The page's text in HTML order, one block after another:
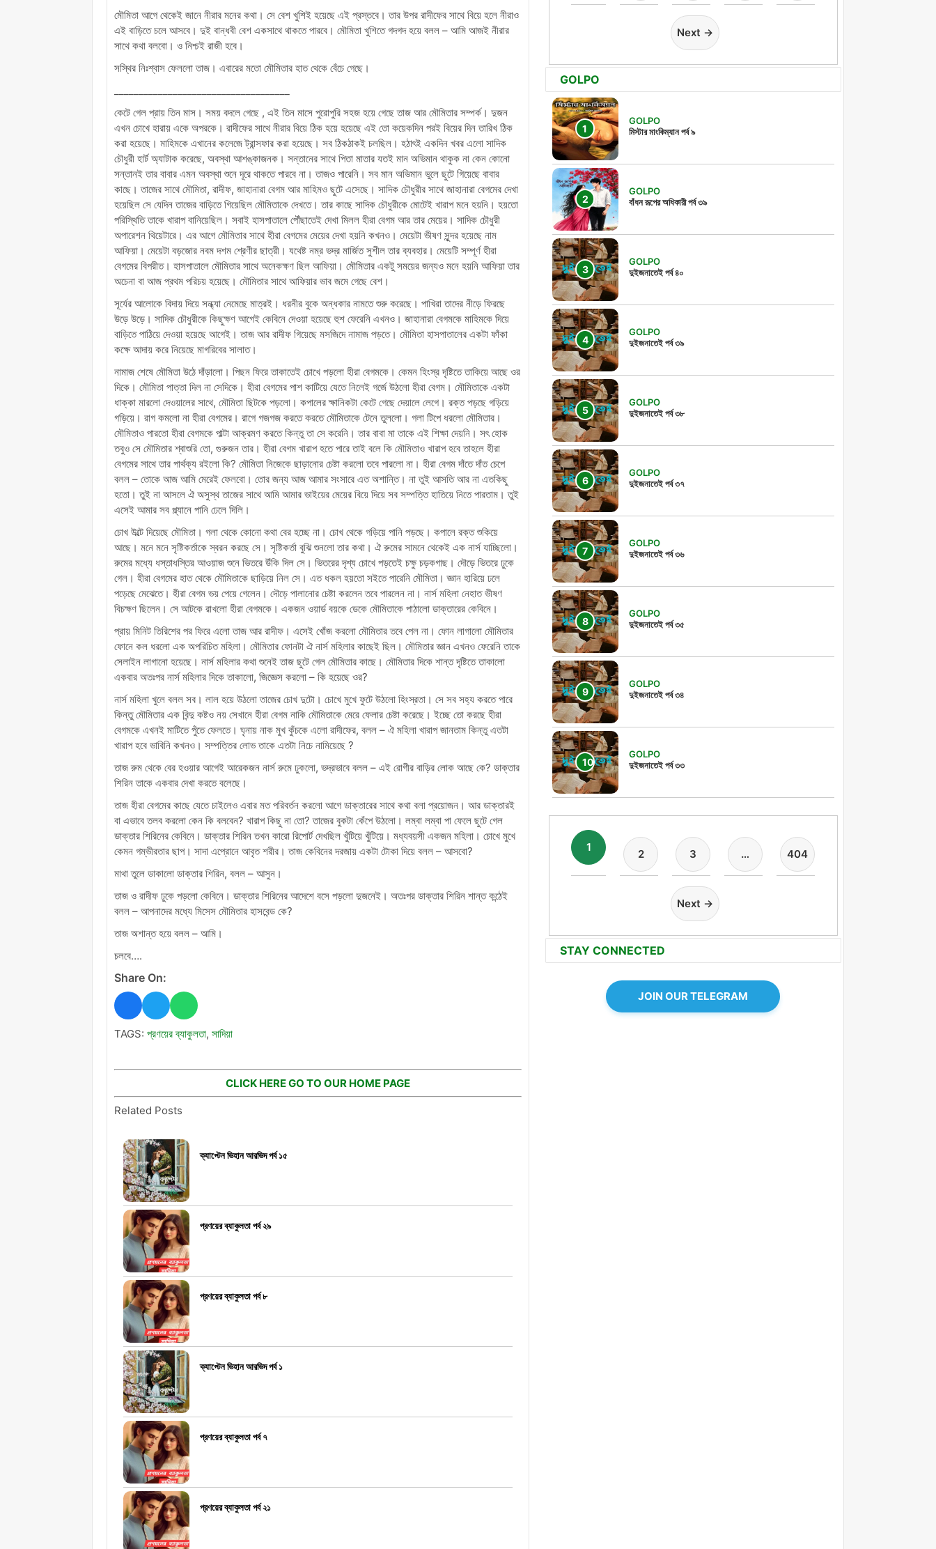
মৌমিতা আগে থেকেই জানে নীরার মনের কথা। সে বেশ খুশিই হয়েছে এই প্রস্তবে। তার উপর রাদীফের সাথে বিয়ে হলে নীরাও
এই বাড়িতে চলে আসবে। দুই বান্ধবী বেশ একসাথে থাকতে পারবে। মৌমিতা খুশিতে গদগদ হয়ে বলল – আমি আজই নীরার
সাথে কথা বলবো। ও নিশ্চই রাজী হবে।
সস্থির নিঃশ্বাস ফেললো তাজ। এবারের মতো মৌমিতার হাত থেকে বেঁচে গেছে।
কেটে গেল প্রায় তিন মাস। সময় বদলে গেছে , এই তিন মাসে পুরোপুরি সহজ হয়ে গেছে তাজ আর মৌমিতার সম্পর্ক। দুজন
এখন চোখে হারায় একে অপরকে। রাদীফের সাথে নীরার বিয়ে ঠিক হয়ে হয়েছে এই তো কয়েকদিন পরই বিয়ের দিন তারিখ ঠিক
করা হয়েছে। মাহিমকে এখানের কলেজে ট্রান্সফার করা হয়েছে। সব ঠিকঠাকই চলছিল। হঠাৎই একদিন খবর এলো সাদিক
চৌধুরী হার্ট অ্যাটাক করেছে, অবস্থা আশঙ্কাজনক। সন্তানের সাথে পিতা মাতার যতই মান অভিমান থাকুক না কেন কোনো
সন্তানই তার বাবার এমন অবস্থা শুনে দূরে থাকতে পারবে না। তাজও পারেনি। সব মান অভিমান ভুলে ছুটে গিয়েছে বাবার
কাছে। তাজের সাথে মৌমিতা, রাদীফ, জাহানারা বেগম আর মাহিমও ছুটে এসেছে। সাদিক চৌধুরীর সাথে জাহানারা বেগমের দেখা
হয়েছিল সে যেদিন তাজের বাড়িতে গিয়েছিল মৌমিতাকে দেখতে। তার কাছে সাদিক চৌধুরীকে মোটেই খারাপ মনে হয়নি। হয়তো
পরিস্থিতি তাকে খারাপ বানিয়েছিল। সবাই হাসপাতালে পৌঁছাতেই দেখা মিলল হীরা বেগম আর তার মেয়ের। সাদিক চৌধুরী
অপারেশন থিয়েটারে। এর আগে মৌমিতার সাথে হীরা বেগমের মেয়ের দেখা হয়নি কখনও। মেয়েটা ভীষণ সুন্দর হয়েছে নাম
আফিয়া। মেয়েটা বড়জোর নবম দশম শ্রেণীর ছাত্রী। যথেষ্ট নম্র ভদ্র মার্জিত সুশীল তার ব্যবহার। মেয়েটি সম্পূর্ণ হীরা
বেগমের বিপরীত। হাসপাতালে মৌমিতার সাথে অনেকক্ষণ ছিল আফিয়া। মৌমিতার একটু সময়ের জন্যও মনে হয়নি আফিয়া তার
অচেনা বা আজ প্রথম পরিচয় হয়েছে। মৌমিতার সাথে আফিয়ার ভাব জমে গেছে বেশ।
সূর্যের আলোকে বিদায় দিয়ে সন্ধ্যা নেমেছে মাত্রই। ধরনীর বুকে অন্ধকার নামতে শুরু করেছে। পাখিরা তাদের নীড়ে ফিরছে
উড়ে উড়ে। সাদিক চৌধুরীকে কিছুক্ষণ আগেই কেবিনে দেওয়া হয়েছে হুশ ফেরেনি এখনও। জাহানারা বেগমকে মাহিমকে দিয়ে
বাড়িতে পাঠিয়ে দেওয়া হয়েছে আগেই। তাজ আর রাদীফ গিয়েছে মসজিদে নামাজ পড়তে। মৌমিতা হাসপাতালের একটা ফাঁকা
কক্ষে আদায় করে নিয়েছে মাগরিবের সালাত।
নামাজ শেষে মৌমিতা উঠে দাঁড়ালো। পিছন ফিরে তাকাতেই চোখে পড়লো হীরা বেগমকে। কেমন হিংস্র দৃষ্টিতে তাকিয়ে আছে ওর
দিকে। মৌমিতা পাত্তা দিল না সেদিকে। হীরা বেগমের পাশ কাটিয়ে যেতে নিলেই গর্জে উঠলো হীরা বেগম। মৌমিতাকে একটা
ধাক্কা মারলো দেওয়ালের সাথে, মৌমিতা ছিটকে পড়লো। কপালের ক্ষানিকটা কেটে গেছে দেয়ালে লেগে। রক্ত পড়ছে গড়িয়ে
গড়িয়ে। রাগ কমলো না হীরা বেগমের। রাগে গজগজ করতে করতে মৌমিতাকে টেনে তুললো। গলা টিপে ধরলো মৌমিতার।
মৌমিতাও পারতো হীরা বেগমকে পাল্টা আক্রমণ করতে কিন্তু তা সে করেনি। তার বাবা মা তাকে এই শিক্ষা দেয়নি। সৎ হোক
তবুও সে মৌমিতার শ্বাশুরি তো, গুরুজন তার। হীরা বেগম খারাপ হতে পারে তাই বলে কি মৌমিতাও খারাপ হবে তাহলে হীরা
বেগমের সাথে তার পার্থক্য রইলো কি? মৌমিতা নিজেকে ছাড়ানোর চেষ্টা করলো তবে পারলো না। হীরা বেগম দাঁতে দাঁত চেপে
বলল – তোকে আজ আমি মেরেই ফেলবো। তোর জন্য আজ আমার সংসারে এত অশান্তি। না তুই আসতি আর না এতকিছু
হতো। তুই না আসলে ঐ অসুস্থ তাজের সাথে আমি আমার ভাইয়ের মেয়ের বিয়ে দিয়ে সব সম্পত্তি হাতিয়ে নিতে পারতাম। তুই
এসেই আমার সব প্ল্যানে পানি ঢেলে দিলি।
চোখ উল্টে দিয়েছে মৌমিতা। গলা থেকে কোনো কথা বের হচ্ছে না। চোখ থেকে গড়িয়ে পানি পড়ছে। কপালে রক্ত শুকিয়ে
আছে। মনে মনে সৃষ্টিকর্তাকে স্বরন করছে সে। সৃষ্টিকর্তা বুঝি শুনলো তার কথা। ঐ রুমের সামনে থেকেই এক নার্স যাচ্ছিলো।
রুমের মধ্যে ধস্তাধস্তির আওয়াজ শুনে ভিতরে উঁকি দিল সে। ভিতরের দৃশ্য চোখে পড়তেই চক্ষু চড়কগাছ। দৌড়ে ভিতরে ঢুকে
গেল। হীরা বেগমের হাত থেকে মৌমিতাকে ছাড়িয়ে নিল সে। এত ধকল হয়তো সইতে পারেনি মৌমিতা। জ্ঞান হারিয়ে ঢলে
পড়েছে মেঝেতে। হীরা বেগম ভয় পেয়ে গেলেন। দৌড়ে পালানোর চেষ্টা করলেন তবে পারলেন না। নার্স মহিলা নেহাত ভীষণ
বিচক্ষণ ছিলেন। সে আটকে রাখলো হীরা বেগমকে। একজন ওয়ার্ড বয়কে ডেকে মৌমিতাকে পাঠালো ডাক্তারের কেবিনে।
প্রায় মিনিট তিরিশের পর ফিরে এলো তাজ আর রাদীফ। এসেই খোঁজ করলো মৌমিতার তবে পেল না। ফোন লাগালো মৌমিতার
ফোনে কল ধরলো এক অপরিচিত মহিলা। মৌমিতার ফোনটা ঐ নার্স মহিলার কাছেই ছিল। মৌমিতার জ্ঞান এখনও ফেরেনি তাকে
সেলাইন লাগানো হয়েছে। নার্স মহিলার কথা শুনেই তাজ ছুটে গেল মৌমিতার কাছে। মৌমিতার দিকে শান্ত দৃষ্টিতে তাকালো
একবার অতঃপর নার্স মহিলার দিকে তাকালো, জিজ্ঞেস করলো – কি হয়েছে ওর?
নার্স মহিলা খুলে বলল সব। লাল হয়ে উঠলো তাজের চোখ দুটো। চোখে মুখে ফুটে উঠলো হিংস্রতা। সে সব সহ্য করতে পারে
কিন্তু মৌমিতার এক বিন্দু কষ্টও নয় সেখানে হীরা বেগম নাকি মৌমিতাকে মেরে ফেলার চেষ্টা করেছে। ইচ্ছে তো করছে হীরা
বেগমকে এখনই মাটিতে পুঁতে ফেলতে। ঘৃনায় নাক মুখ কুঁচকে এলো রাদীফের, বলল – ঐ মহিলা খারাপ জানতাম কিন্তু এতটা
খারাপ হবে ভাবিনি কখনও। সম্পত্তির লোভ তাকে এতটা নিচে নামিয়েছে ?
তাজ রুম থেকে বের হওয়ার আগেই আরেকজন নার্স রুমে ঢুকলো, ভদ্রভাবে বলল – এই রোগীর বাড়ির লোক আছে কে? ডাক্তার
শিরিন তাকে একবার দেখা করতে বলেছে।
তাজ হীরা বেগমের কাছে যেতে চাইলেও এবার মত পরিবর্তন করলো আগে ডাক্তারের সাথে কথা বলা প্রয়োজন। আর ডাক্তারই
বা এভাবে তলব করলো কেন কি বলবেন? খারাপ কিছু না তো? তাজের বুকটা কেঁপে উঠলো। লম্বা লম্বা পা ফেলে ছুটে গেল
ডাক্তার শিরিনের কেবিনে। ডাক্তার শিরিন তখন কারো রিপোর্ট দেখছিল খুঁটিয়ে খুঁটিয়ে। মধ্যবয়সী একজন মহিলা। চোখে মুখে
কেমন গম্ভীরতার ছাপ। সাদা এপ্রোনে আবৃত শরীর। তাজ কেবিনের দরজায় একটা টোকা দিয়ে বলল – আসবো?
মাথা তুলে ডাকালো ডাক্তার শিরিন, বলল – আসুন।
তাজ ও রাদীফ ঢুকে পড়লো কেবিনে। ডাক্তার শিরিনের আদেশে বসে পড়লো দুজনেই। অতঃপর ডাক্তার শিরিন শান্ত কন্ঠেই
বলল – আপনাদের মধ্যে মিসেস মৌমিতার হাসবেন্ড কে?
তাজ অশান্ত হয়ে বলল – আমি।
চলবে….
Share On:
TAGS: প্রণয়ের ব্যাকুলতা, সাদিয়া
CLICK HERE GO TO OUR HOME PAGE
Related Posts
ক্যাপ্টেন ভিহান আরভিদ পর্ব ১৫
প্রণয়ের ব্যাকুলতা পর্ব ২৯
প্রণয়ের ব্যাকুলতা পর্ব ৮
ক্যাপ্টেন ভিহান আরভিদ পর্ব ১
প্রণয়ের ব্যাকুলতা পর্ব ৭
প্রণয়ের ব্যাকুলতা পর্ব ২১
Next →
GOLPO
GOLPO
মিস্টার মাংকিম্যান পর্ব ৯
GOLPO
বাঁধন রূপের অধিকারী পর্ব ৩৯
GOLPO
দুইজনাতেই পর্ব ৪০
GOLPO
দুইজনাতেই পর্ব ৩৯
GOLPO
দুইজনাতেই পর্ব ৩৮
GOLPO
দুইজনাতেই পর্ব ৩৭
GOLPO
দুইজনাতেই পর্ব ৩৬
GOLPO
দুইজনাতেই পর্ব ৩৫
GOLPO
দুইজনাতেই পর্ব ৩৪
GOLPO
দুইজনাতেই পর্ব ৩৩
1
2 3 … 404
Next →
STAY CONNECTED
JOIN OUR TELEGRAM